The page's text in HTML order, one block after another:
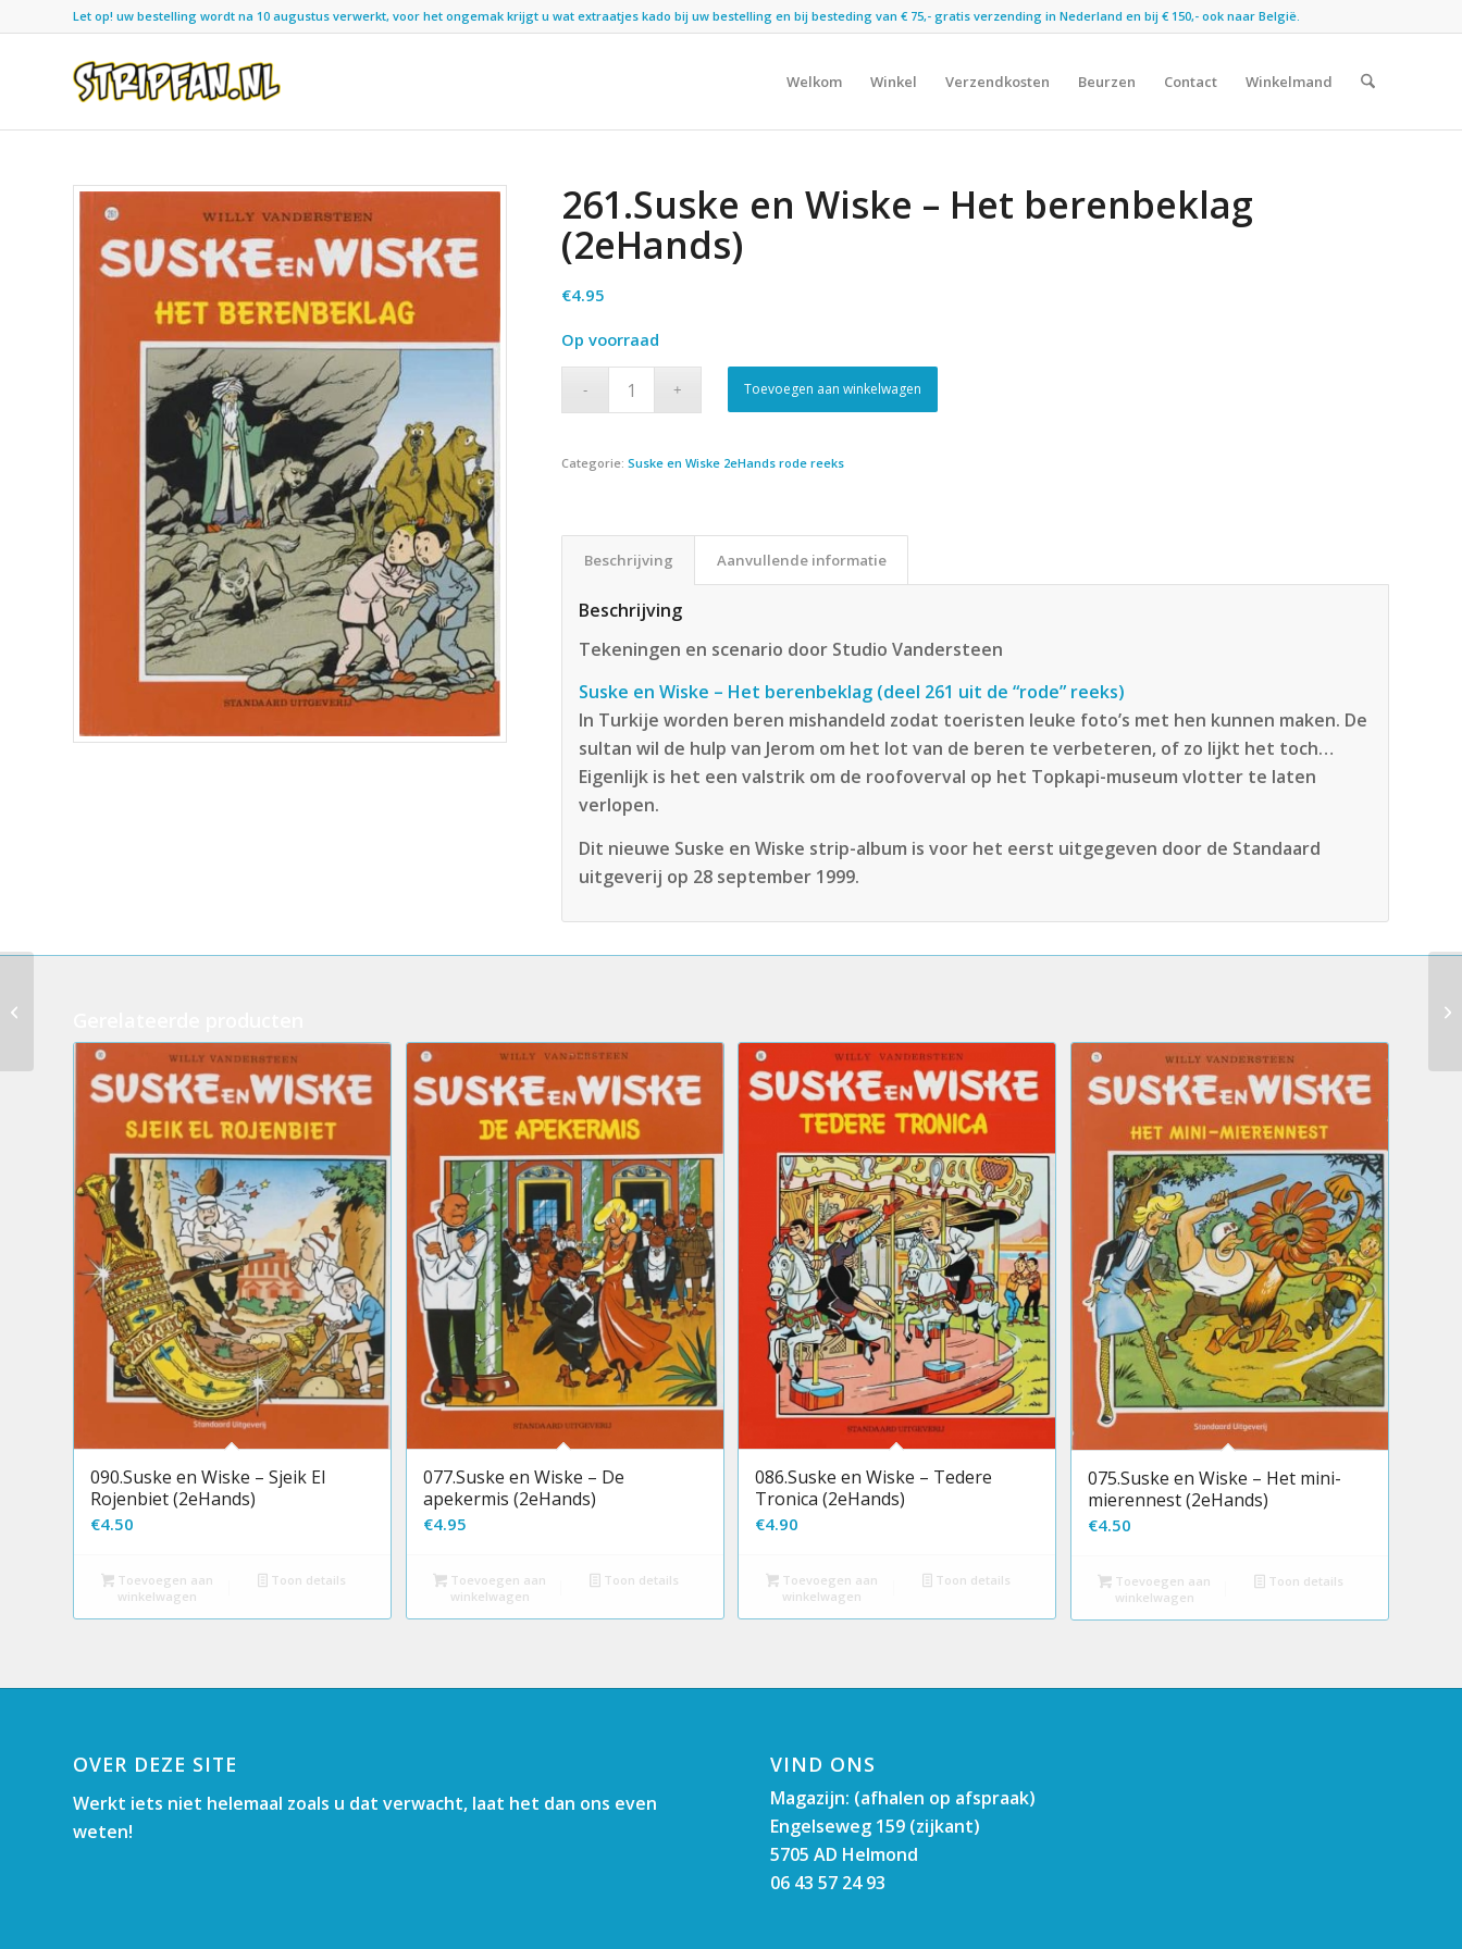
Let op! uw bestelling wordt na 10 augustus verwerkt, voor het ongemak krijgt u wat extraatjes kado bij uw bestelling en bij besteding van € 75,- gratis verzending in Nederland en bij € 150,- ook naar België.
Welkom Winkel Verzendkosten Beurzen Contact Winkelmand
261.Suske en Wiske – Het berenbeklag
(2eHands)
€4.95
Op voorraad
Toevoegen aan winkelwagen
Categorie:Suske en Wiske 2eHands rode reeks
Beschrijving Aanvullende informatie
Beschrijving
Tekeningen en scenario door Studio Vandersteen
Suske en Wiske – Het berenbeklag (deel 261 uit de “rode” reeks)
In Turkije worden beren mishandeld zodat toeristen leuke foto’s met hen kunnen maken. De
sultan wil de hulp van Jerom om het lot van de beren te verbeteren, of zo lijkt het toch…
Eigenlijk is het een valstrik om de roofoverval op het Topkapi-museum vlotter te laten
verlopen.
Dit nieuwe Suske en Wiske strip-album is voor het eerst uitgegeven door de Standaard
uitgeverij op 28 september 1999.
090.Suske en Wiske – Sjeik El
Rojenbiet (2eHands)
€4.50
Toevoegen aan
winkelwagen
Toon details
077.Suske en Wiske – De
apekermis (2eHands)
€4.95
Toevoegen aan
winkelwagen
Toon details
086.Suske en Wiske – Tedere
Tronica (2eHands)
€4.90
Toevoegen aan
winkelwagen
Toon details
075.Suske en Wiske – Het mini-
mierennest (2eHands)
€4.50
Toevoegen aan
winkelwagen
Toon details
OVER DEZE SITE
Werkt iets niet helemaal zoals u dat verwacht, laat het dan ons even
weten!
VIND ONS
Magazijn: (afhalen op afspraak)
Engelseweg 159 (zijkant)
5705 AD Helmond
06 43 57 24 93